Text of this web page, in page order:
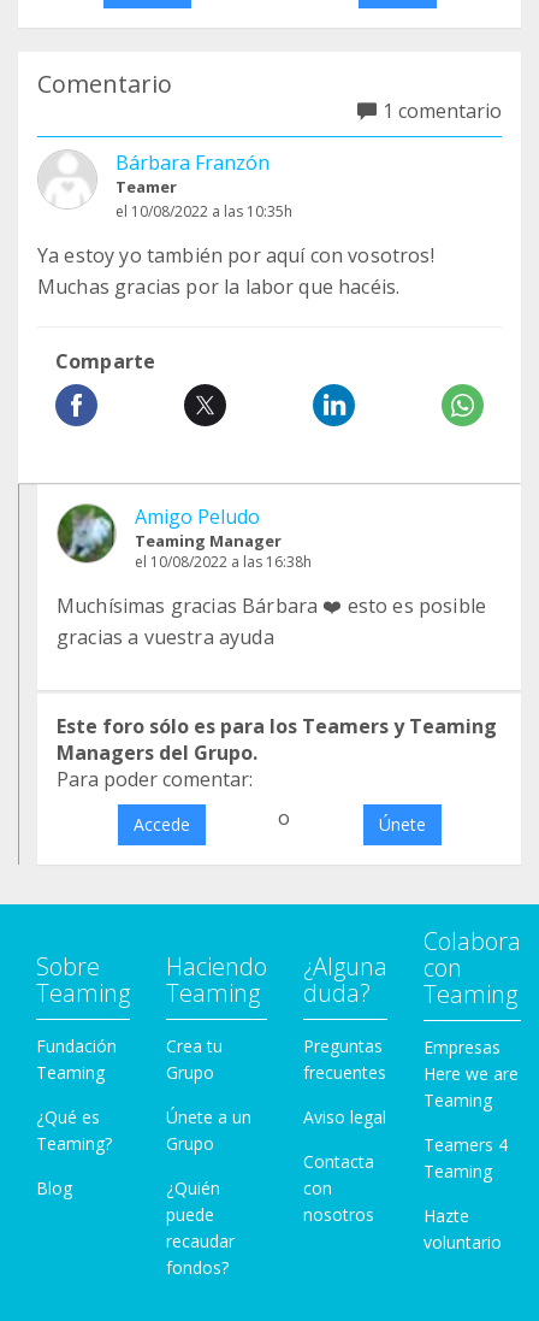
Comentario
1 comentario
Bárbara Franzón
Teamer
el 10/08/2022 a las 10:35h
Ya estoy yo también por aquí con vosotros!
Muchas gracias por la labor que hacéis.
Comparte
Amigo Peludo
Teaming Manager
el 10/08/2022 a las 16:38h
Muchísimas gracias Bárbara ❤️ esto es posible
gracias a vuestra ayuda
Este foro sólo es para los Teamers y Teaming
Managers del Grupo.
Para poder comentar:
Accede o Únete
Sobre
Teaming
Fundación
Teaming
¿Qué es
Teaming?
Blog
Haciendo
Teaming
Crea tu
Grupo
Únete a un
Grupo
¿Quién
puede
recaudar
fondos?
¿Alguna
duda?
Preguntas
frecuentes
Aviso legal
Contacta
con
nosotros
Colabora
con
Teaming
Empresas
Here we are
Teaming
Teamers 4
Teaming
Hazte
voluntario